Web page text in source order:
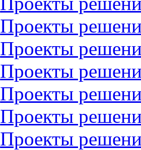
Проекты
Проекты
Проекты
Проекты
Проекты
Проекты